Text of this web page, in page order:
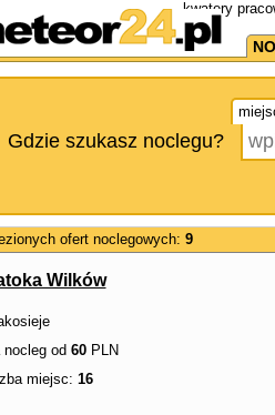
kwatery
Gdzie szukasz noclegu?
ofert noclegowych: 9
Wilków
nocleg od 60PLN
miejsc: 16